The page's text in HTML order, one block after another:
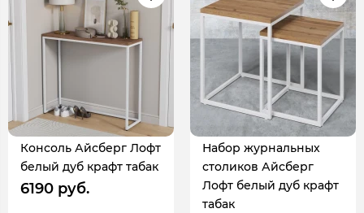
Консоль Айсберг Лофт
белый дуб крафт табак
6190 руб.
Набор журнальных
столиков Айсберг
Лофт белый дуб крафт
табак